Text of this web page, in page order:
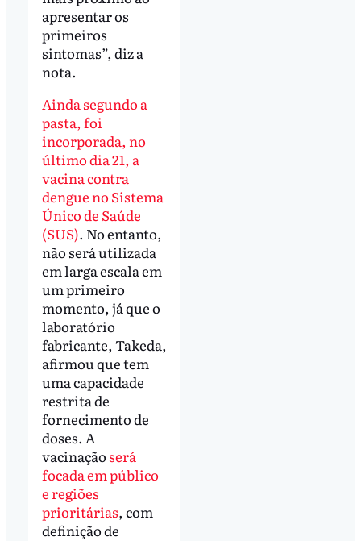
apresentar os
primeiros
sintomas”, diz a
nota.
Ainda segundo a
pasta, foi
incorporada, no
último dia 21, a
vacina contra
dengue no Sistema
Único de Saúde
(SUS). No entanto,
não será utilizada
em larga escala em
um primeiro
momento, já que o
laboratório
fabricante, Takeda,
afirmou que tem
uma capacidade
restrita de
fornecimento de
doses. A
vacinação será
focada em público
e regiões
prioritárias, com
definição de